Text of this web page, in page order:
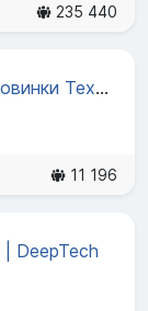
235 440
TECHNOPOLIS Обзоры Новинки Технологии
11 196
DeepTech